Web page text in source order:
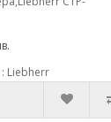
Liebherr